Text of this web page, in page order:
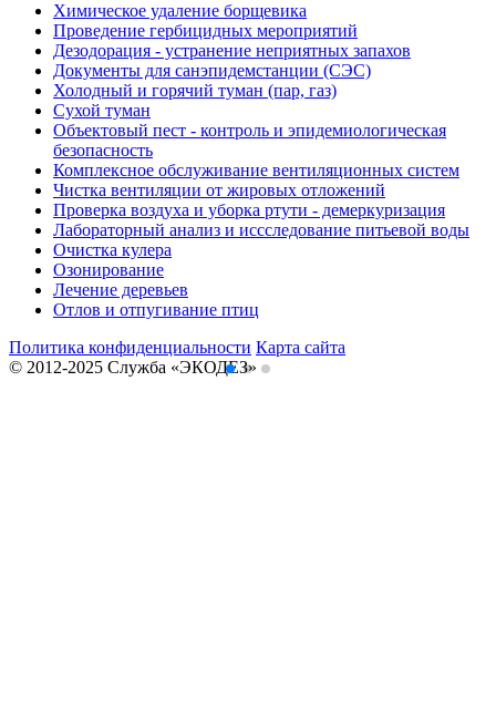
Химическое удаление борщевика
Проведение гербицидных мероприятий
Дезодорация - устранение неприятных запахов
Документы для санэпидемстанции (СЭС)
Холодный и горячий туман (пар, газ)
Сухой туман
Объектовый пест - контроль и эпидемиологическая
безопасность
Комплексное обслуживание вентиляционных систем
Чистка вентиляции от жировых отложений
Проверка воздуха и уборка ртути - демеркуризация
Лабораторный анализ и иссследование питьевой воды
Очистка кулера
Озонирование
Лечение деревьев
Отлов и отпугивание птиц
Политика конфиденциальности Карта сайта
© 2012-2025 Cлужба «ЭКОДЕЗ»